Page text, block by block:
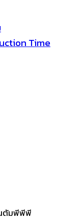
Time
ตัมพีพีพี